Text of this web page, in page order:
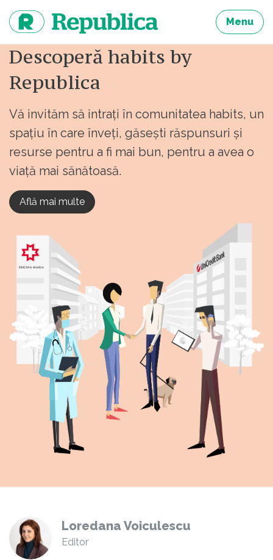
continut
Menu
Descoperă habits by
Republica
Vă invităm să intrați în comunitatea habits, un
spațiu în care înveți, găsești răspunsuri și
resurse pentru a fi mai bun, pentru a avea o
viață mai sănătoasă.
Află mai multe
Loredana Voiculescu
Editor